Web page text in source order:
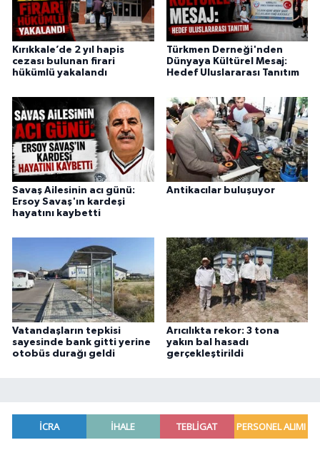
Kırıkkale’de 2 yıl hapis
cezası bulunan firari
hükümlü yakalandı
Türkmen Derneği'nden
Dünyaya Kültürel Mesaj:
Hedef Uluslararası Tanıtım
Savaş Ailesinin acı günü:
Ersoy Savaş'ın kardeşi
hayatını kaybetti
Antikacılar buluşuyor
Vatandaşların tepkisi
sayesinde bank gitti yerine
otobüs durağı geldi
Arıcılıkta rekor: 3 tona
yakın bal hasadı
gerçekleştirildi